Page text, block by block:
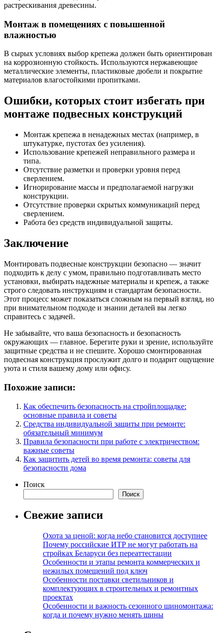
растрескивания древесины.
Монтаж в помещениях с повышенной
влажностью
В сырых условиях выбор крепежа должен быть ориентирован
на коррозионную стойкость. Используются нержавеющие
металлические элементы, пластиковые дюбели и покрытие
материалов влагостойкими пропитками.
Ошибки, которых стоит избегать при
монтаже подвесных конструкций
Монтаж крепежа в ненадежных местах (например, в
штукатурке, пустотах без усиления).
Использование крепежей неправильного размера и
типа.
Отсутствие разметки и проверки уровня перед
сверлением.
Игнорирование массы и предполагаемой нагрузки
конструкции.
Отсутствие проверки скрытых коммуникаций перед
сверлением.
Работа без средств индивидуальной защиты.
Заключение
Монтировать подвесные конструкции безопасно — значит
подходить к делу с умом, правильно подготавливать место
установки, выбирать надежные материалы и крепеж, а также
строго следовать инструкциям и стандартам безопасности.
Этот процесс может показаться сложным на первый взгляд, но
при внимательном подходе и знании деталей вы легко
справитесь с задачей.
Не забывайте, что ваша безопасность и безопасность
окружающих — главное. Берегите руки и зрение, используйте
защитные средства и не спешите. Хорошо смонтированная
подвесная конструкция прослужит долго и подарит ощущение
уюта и стиля вашему дому или офису.
Похожие записи:
Как обеспечить безопасность на стройплощадке:
основные правила и советы
Средства индивидуальной защиты при ремонте:
обязательный минимум
Правила безопасности при работе с электричеством:
важные советы
Как защитить детей во время ремонта: советы для
безопасности дома
Поиск
Поиск
Свежие записи
Охота за ценой: когда небо становится доступнее
Почему российские ИТР не могут работать на
стройках Беларуси без переаттестации
Особенности и этапы ремонта коммерческих и
нежилых помещений под ключ
Особенности поставки светильников и
комплектующих в строительных и ремонтных
проектах
Особенности и важность сезонного шиномонтажа:
когда и почему нужно менять шины